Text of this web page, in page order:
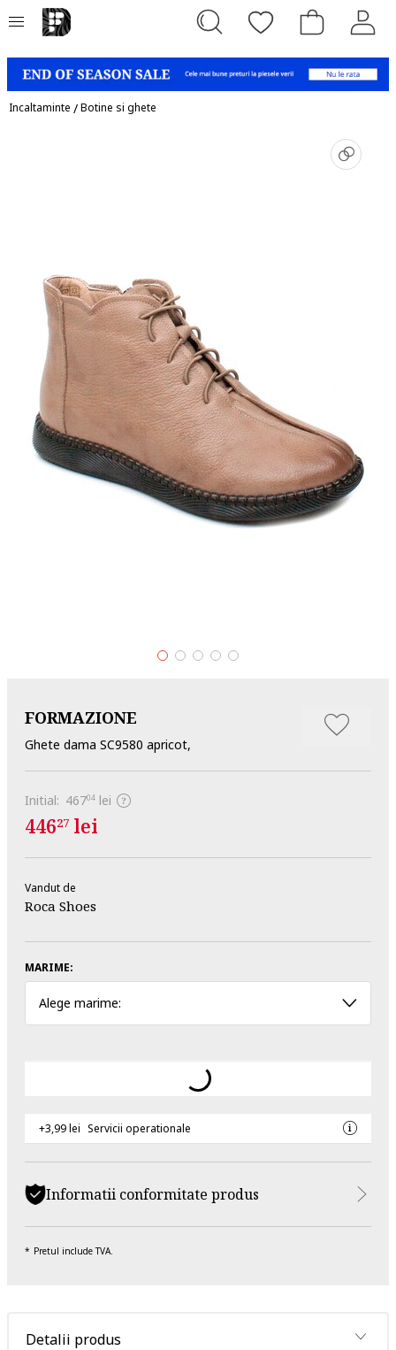
Incaltaminte /Botine si ghete
FORMAZIONE
Ghete dama SC9580 apricot,
Initial: 46704 lei
44627 lei
Vandut de
Roca Shoes
MARIME:
Alege marime:
+3,99 lei Servicii operationale
Informatii conformitate produs
Pretul include TVA.
Detalii produs